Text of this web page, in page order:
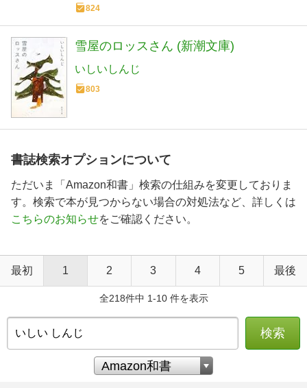
824
雪屋のロッスさん (新潮文庫)
いしいしんじ
803
書誌検索オプションについて
ただいま「Amazon和書」検索の仕組みを変更しておりま
す。検索で本が見つからない場合の対処法など、詳しくは
こちらのお知らせをご確認ください。
最初 1 2 3 4 5 最後
全218件中 1-10 件を表示
検索